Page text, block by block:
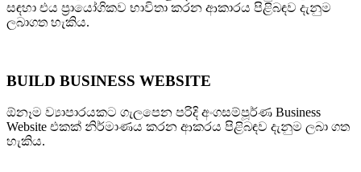
සඳහා එය ප්‍රායෝගිකව භාවිතා කරන ආකාරය පිළිබඳව දැනුම
ලබාගත හැකිය.
BUILD BUSINESS WEBSITE
ඕනෑම ව්‍යාපාරයකට ගැලපෙන පරිදි අංගසම්පූර්ණ Business
Website එකක් නිර්මාණය කරන ආකරය පිළිබඳව දැනුම ලබා ගත
හැකිය.